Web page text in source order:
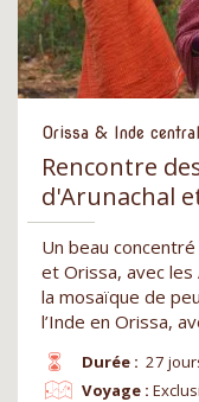
Orissa & Inde
Rencontre
d'Arunachal
Un beau
et Orissa, avec les
la mosaïque de
l’Inde en Orissa,
Durée : 27
Voyage :